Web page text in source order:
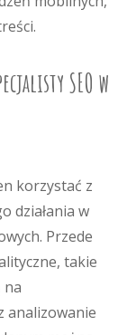
SEO w
korzystać z
działania w
Przede
takie
na
analizowanie